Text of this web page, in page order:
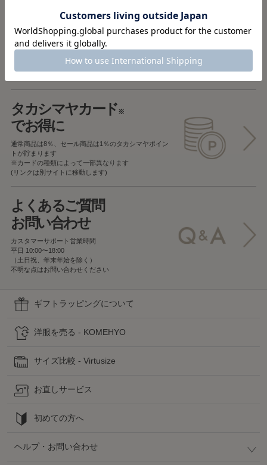
返品OK
一部商品を除き、
お届け後7日以内の場合
返品することが可能です
タカシマヤカード※
でお得に
通常商品は8％、セール商品は1％のタカシマヤポイン
トが貯まります
※カードの種類によって一部異なります
(リンクは別サイトに移動します)
よくあるご質問
お問い合わせ
カスタマーサポート営業時間
平日 10:00〜18:00
（土日祝、年末年始を除く）
不明な点はお問い合わせください
ギフトラッピングについて
洋服を売る - KOMEHYO
サイズ比較 - Virtusize
お直しサービス
初めての方へ
ヘルプ・お問い合わせ